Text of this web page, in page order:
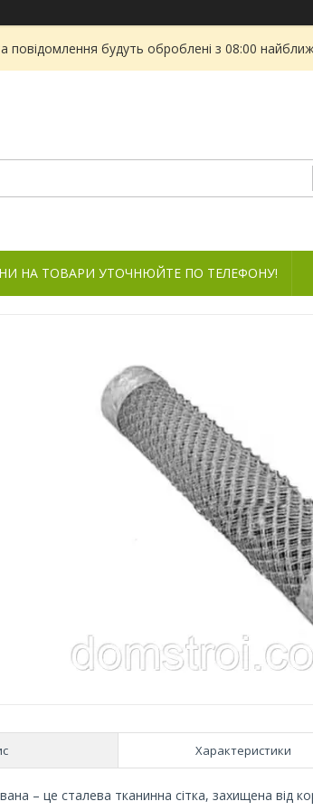
повідомлення будуть оброблені з 08:00
НА ТОВАРИ УТОЧНЮЙТЕ ПО ТЕЛЕФОНУ!
Характеристики
– це сталева тканинна сітка, захищена від